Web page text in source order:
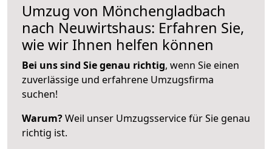
Umzug von Mönchengladbach
nach Neuwirtshaus: Erfahren Sie,
wie wir Ihnen helfen können
Bei uns sind Sie genau richtig, wenn Sie einen
zuverlässige und erfahrene Umzugsfirma
suchen!
Warum?Weil unser Umzugsservice für Sie genau
richtig ist.